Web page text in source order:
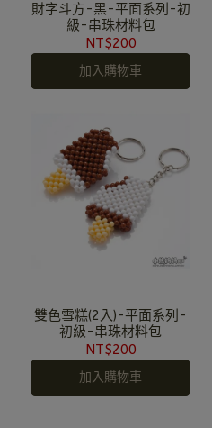
財字斗方-黑-平面系列-初
級-串珠材料包
NT$200
加入購物車
雙色雪糕(2入)-平面系列-
初級-串珠材料包
NT$200
加入購物車